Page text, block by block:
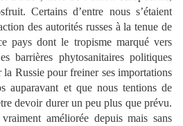
Certains d’entre nous s’étaient
des autorités russes à la tenue de
pays dont le tropisme marqué vers
barrières phytosanitaires politiques
la Russie pour freiner ses importations
auparavant et que nous tentions de
devoir durer un peu plus que prévu.
améliorée depuis mais sans